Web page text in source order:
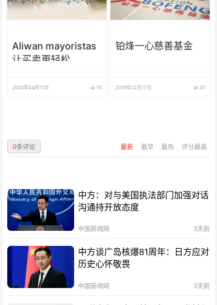
Aliwan mayoristas
让买卖更轻松
2022年04月11日 10
铂烽一心慈善基金
2019年12月17日 20
最新 最早 最热 评分最高
0条评论
中方：对与美国执法部门加强对话
沟通持开放态度
中国新闻网 3天前
中方谈广岛核爆81周年：日方应对
历史心怀敬畏
中国新闻网 3天前